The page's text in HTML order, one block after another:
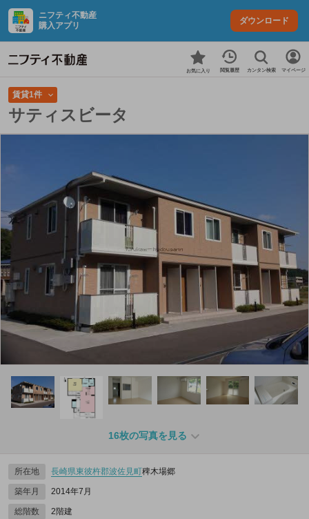
ニフティ不動産
購入アプリ
ダウンロード
お気に入り 閲覧履歴 カンタン検索 マイページ
賃貸1件
サティスビータ
16枚の写真を見る
所在地 長崎県東彼杵郡波佐見町稗木場郷
築年月 2014年7月
総階数 2階建